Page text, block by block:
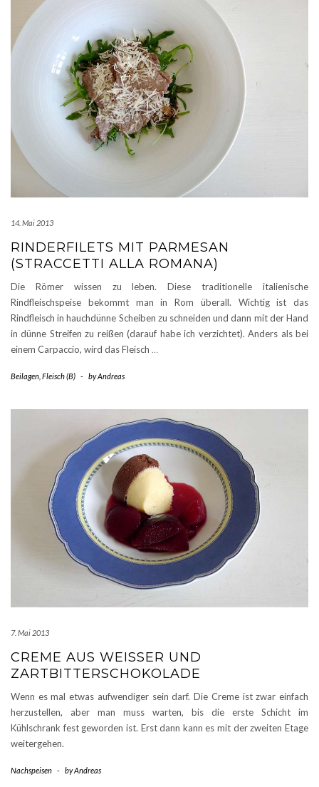
14. Mai 2013
RINDERFILETS MIT PARMESAN
(STRACCETTI ALLA ROMANA)
Die Römer wissen zu leben. Diese traditionelle italienische
Rindfleischspeise bekommt man in Rom überall. Wichtig ist das
Rindfleisch in hauchdünne Scheiben zu schneiden und dann mit der Hand
in dünne Streifen zu reißen (darauf habe ich verzichtet). Anders als bei
einem Carpaccio, wird das Fleisch …
Beilagen Fleisch (B) - byAndreas
7. Mai 2013
CREME AUS WEISSER UND Z
ARTBITTERSCHOKOLADE
Wenn es mal etwas aufwendiger sein darf. Die Creme ist zwar einfach
herzustellen, aber man muss warten, bis die erste Schicht im
Kühlschrank fest geworden ist. Erst dann kann es mit der zweiten Etage
weitergehen.
Nachspeisen - byAndreas